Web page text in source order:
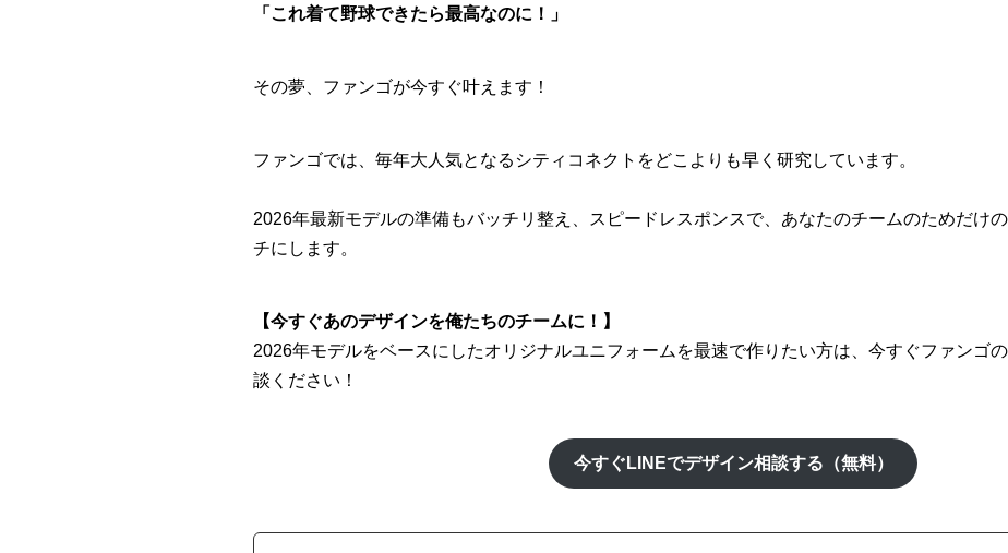
「これ着て野球できたら最高なのに！」
その夢、ファンゴが今すぐ叶えます！
ファンゴでは、毎年大人気となるシティコネクトをどこよりも早く研究しています。
2026年最新モデルの準備もバッチリ整え、スピードレスポンスで、あなたのチームのためだけ
チにします。
【今すぐあのデザインを俺たちのチームに！】
2026年モデルをベースにしたオリジナルユニフォームを最速で作りたい方は、今すぐファンゴ
談ください！
今すぐLINEでデザイン相談する（無料）